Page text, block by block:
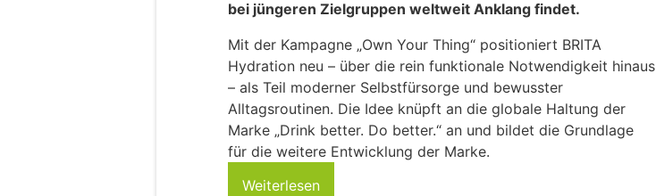
bei jüngeren Zielgruppen weltweit Anklang findet.
Mit der Kampagne „Own Your Thing“ positioniert BRITA
Hydration neu – über die rein funktionale Notwendigkeit hinaus
– als Teil moderner Selbstfürsorge und bewusster
Alltagsroutinen. Die Idee knüpft an die globale Haltung der
Marke „Drink better. Do better.“ an und bildet die Grundlage
für die weitere Entwicklung der Marke.
Weiterlesen